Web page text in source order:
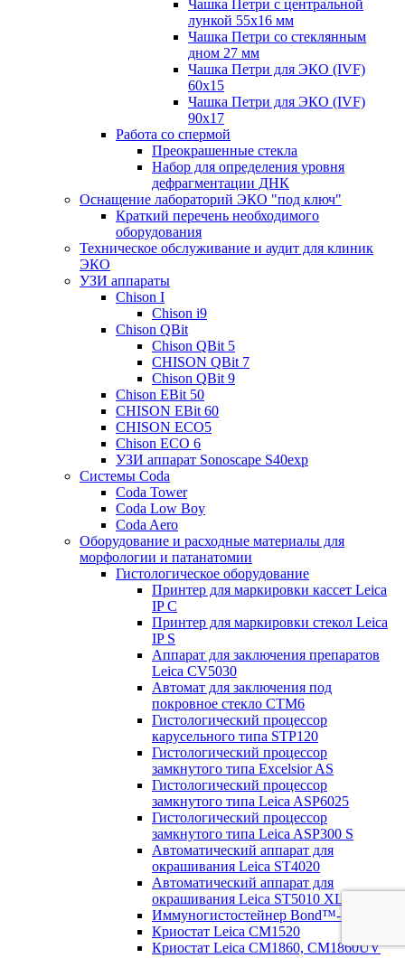
Чашка Петри с центральной
лункой 55x16 мм
Чашка Петри со стеклянным
дном 27 мм
Чашка Петри для ЭКО (IVF)
60х15
Чашка Петри для ЭКО (IVF)
90х17
Работа со спермой
Преокрашенные стекла
Набор для определения уровня
дефрагментации ДНК
Оснащение лабораторий ЭКО "под ключ"
Краткий перечень необходимого
оборудования
Техническое обслуживание и аудит для клиник
ЭКО
УЗИ аппараты
Chison I
Chison i9
Chison QBit
Chison QBit 5
CHISON QBit 7
Chison QBit 9
Chison EBit 50
CHISON EBit 60
CHISON ECO5
Chison ECO 6
УЗИ аппарат Sonoscape S40exp
Системы Coda
Coda Tower
Coda Low Boy
Coda Aero
Оборудование и расходные материалы для
морфологии и патанатомии
Гистологическое оборудование
Принтер для маркировки кассет Leica
IP C
Принтер для маркировки стекол Leica
IP S
Аппарат для заключения препаратов
Leica CV5030
Автомат для заключения под
покровное стекло CTM6
Гистологический процессор
карусельного типа STP120
Гистологический процессор
замкнутого типа Excelsior AS
Гистологический процессор
замкнутого типа Leica ASP6025
Гистологический процессор
замкнутого типа Leica ASP300 S
Автоматический аппарат для
окрашивания Leica ST4020
Автоматический аппарат для
окрашивания Leica ST5010 XL
Иммуногистостейнер Bond™- maX
Криостат Leica CM1520
Криостат Leica CM1860, CM1860UV